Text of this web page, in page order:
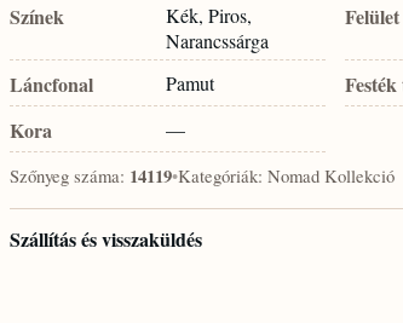
Színek
Kék, Piros,
Narancssárga
Felület
Láncfonal Pamut
Kora —
Szőnyeg száma: 14119•Kategóriák: Nomad Kollekció
Szállítás és visszaküldés